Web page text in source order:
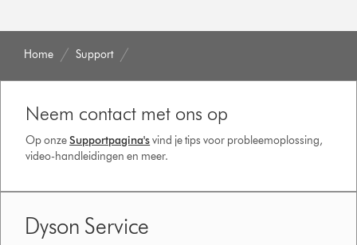
Home Support
Neem contact met ons op
Op onzeSupportpagina'svind je tips voor probleemoplossing,
video-handleidingen en meer.
Dyson Service